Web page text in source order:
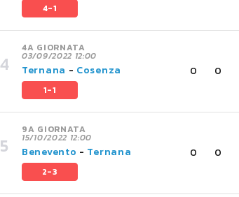
4-1
4A GIORNATA
03/09/2022 12:00
Ternana - Cosenza
1-1
0 0
9A GIORNATA
15/10/2022 12:00
Benevento - Ternana
2-3
0 0